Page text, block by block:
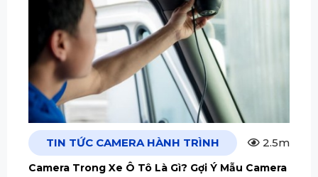
TIN TỨC CAMERA HÀNH TRÌNH 2.5m
Camera Trong Xe Ô Tô Là Gì? Gợi Ý Mẫu Camera